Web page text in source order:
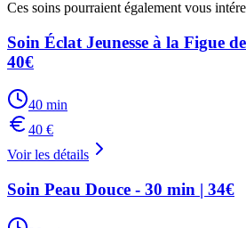
Ces soins pourraient également vous
Soin Éclat Jeunesse à la Figue
40€
40 min
40 €
Voir les détails
Soin Peau Douce - 30 min | 34€